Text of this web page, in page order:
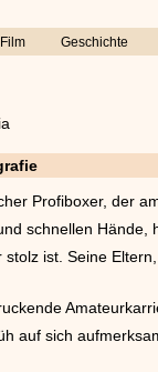
Film Geschichte
Profiboxer, der
schnellen
ist. Seine
auf sich